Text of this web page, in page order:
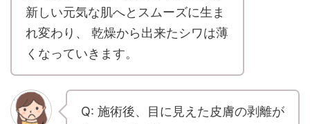
新しい元気な肌へとスムーズに生ま
れ変わり、 乾燥から出来たシワは薄
くなっていきます。
Q: 施術後、目に見えた皮膚の剥離が